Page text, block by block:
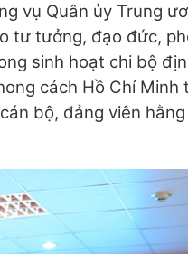
vụ Quân ủy Trung
tư tưởng, đạo đức,
sinh hoạt chi bộ
cách Hồ Chí
bộ, đảng viên